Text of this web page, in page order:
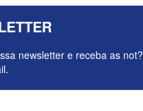
newsletter e receba as not?